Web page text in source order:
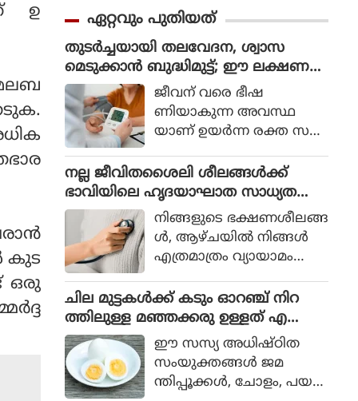
ഉ
കുട
ഒരു
രിശീലനങ്ങള്‍ ജീവിത
ത്തിന്റെ ഭാഗമായി
മാറിയിരിക്കുന്നുവെന്ന്
സാമന്ത പറയുന്നു, ഇ
പ്പോള്‍ 21 ദിവസത്തേക്ക്
അവ പ
രീക്ഷിച്ചുനോക്കാന്‍ അവര്‍
പ്രോത്സാഹിപ്പിക്കുന്നു.
ഏറ്റവും പുതിയത്
തുടർച്ചയായി തലവേദന, ശ്വാസ
മെടുക്കാൻ ബുദ്ധിമുട്ട്; ഈ ലക്ഷണ
ങ്ങളെ വെറുതെ കാണരുത് !
ജീവന് വരെ ഭീഷ
ണിയാകുന്ന അവസ്ഥ
യാണ് ഉയർന്ന രക്ത സമ്മ
ഭിത്തികളിൽ രക്തം
ചെലുത്തുന്ന മർദമാണ് ഇ
ത്. ആരോഗ്യവാനായ ഒ
രാളിൽ 120/80 മി.മീറ്റർ
മെർക്കുറി ആയിരിക്കും ര
ക്ത സമ്മർദ്ദം. രക്തസമ്മ
ർദ്ദം 140/90 നു മുക
ളിലായാൽ അതിനെ ര
ക്താതിമർദ്ദം എന്നറിയ
പ്പെടും.
നല്ല ജീവിതശൈലി ശീലങ്ങള്‍ക്ക്
ഭാവിയിലെ ഹൃദയാഘാത സാധ്യത
കുറയ്ക്കാന്‍ കഴിയുമോ? ഇക്കാര്യങ്ങ
ള്‍ അറിയണം
നിങ്ങളുടെ ഭക്ഷണശീലങ്ങ
ള്‍, ആഴ്ചയില്‍ നിങ്ങള്‍
എത്രമാത്രം വ്യായാമം
ക്കരീതികള്‍ എന്നിവ
യെല്ലാം നിങ്ങളുടെ
മൊത്തത്തിലുള്ള ക്ഷേമ
ത്തെ നിര്‍ണ്ണയിക്കുന്നു.
വാസ്തവത്തില്‍, ഈ
ജീവിതശൈലി ശീലങ്ങളും
ചില മുട്ടകള്‍ക്ക് കടും ഓറഞ്ച് നിറ
ത്തിലുള്ള മഞ്ഞക്കരു ഉള്ളത് എ
ന്തുകൊണ്ട്
ഈ സസ്യ അധിഷ്ഠിത
സംയുക്തങ്ങള്‍ ജമ
ന്തിപ്പൂക്കള്‍, ചോളം, പയ